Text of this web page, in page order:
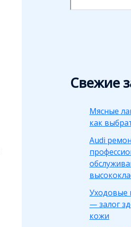
Свежие
Мясные
как
Audi
Уходовые
— залог
кожи